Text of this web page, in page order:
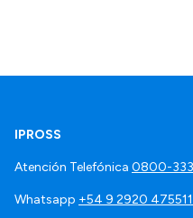
IPROSS
Atención Telefónica 0800-
Whatsapp +54 9 2920 475511